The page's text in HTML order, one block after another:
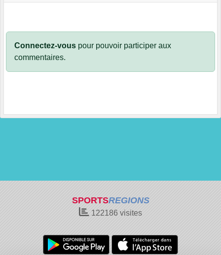
Connectez-vous pour pouvoir participer aux
commentaires.
SPORTSREGIONS
122186 visites